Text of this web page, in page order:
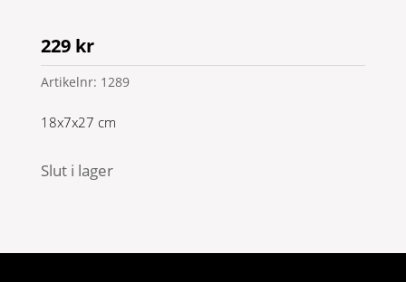
229 kr
Artikelnr: 1289
18x7x27 cm
Slut i lager